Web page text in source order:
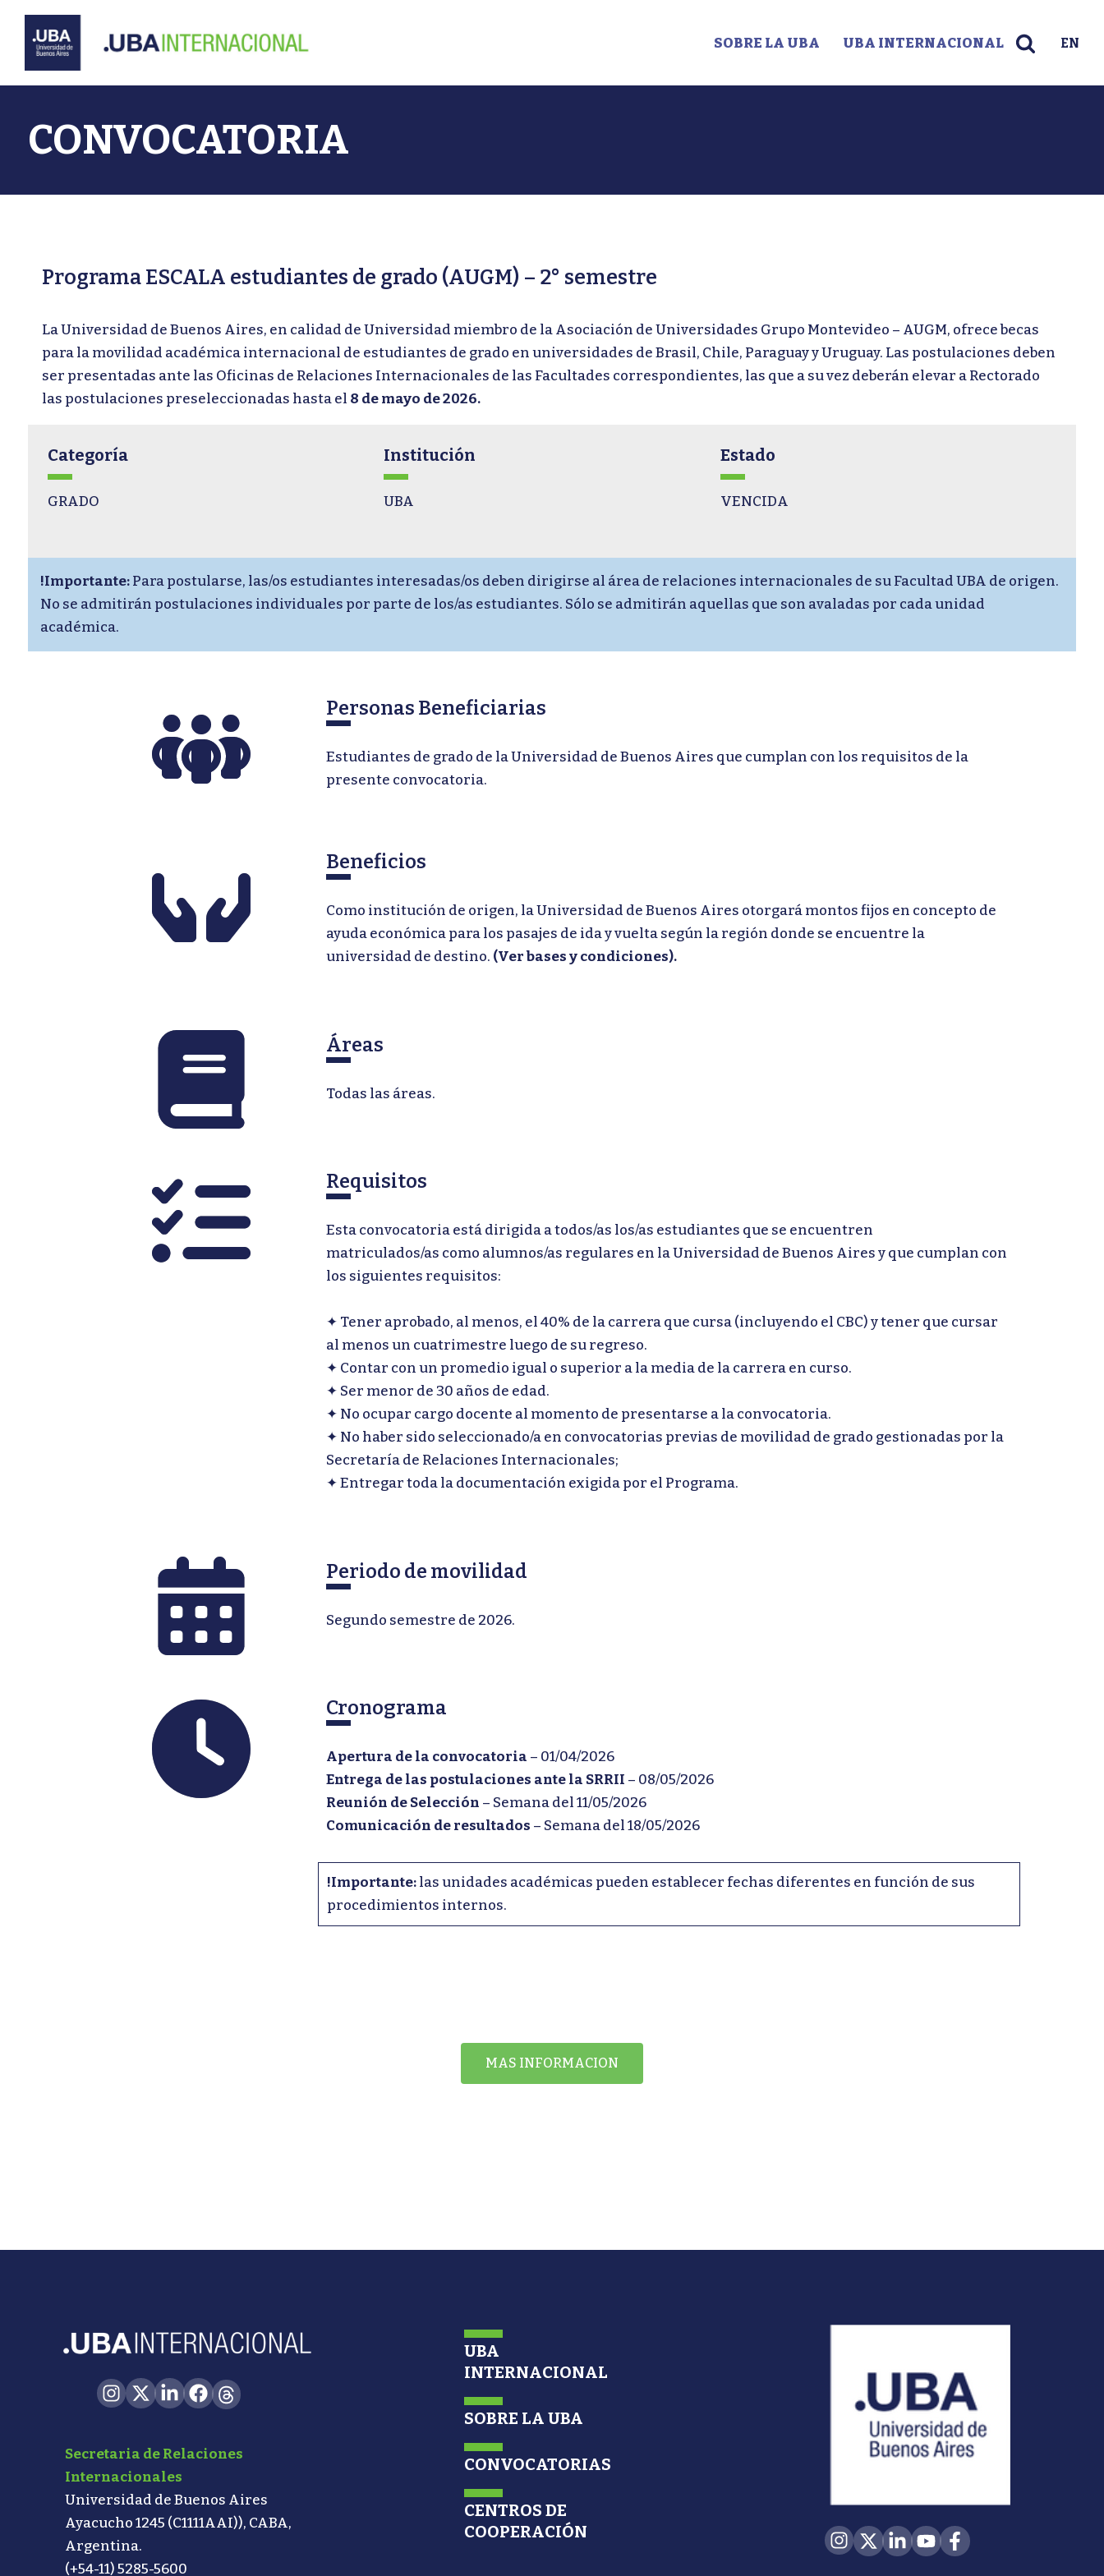
al
SOBRE LA UBA UBA INTERNACIONAL EN
CONVOCATORIA
Programa ESCALA estudiantes de grado (AUGM) – 2° semestre
La Universidad de Buenos Aires, en calidad de Universidad miembro de la Asociación de Universidades Grupo Montevideo – AUGM, ofrece becas
para la movilidad académica internacional de estudiantes de grado en universidades de Brasil, Chile, Paraguay y Uruguay. Las postulaciones deben
ser presentadas ante las Oficinas de Relaciones Internacionales de las Facultades correspondientes, las que a su vez deberán elevar a Rectorado
las postulaciones preseleccionadas hasta el 8 de mayo de 2026.
Categoría
GRADO
Institución
UBA
Estado
VENCIDA
!Importante:Para postularse, las/os estudiantes interesadas/os deben dirigirse al área de relaciones internacionales de su Facultad UBA de origen.
No se admitirán postulaciones individuales por parte de los/as estudiantes. Sólo se admitirán aquellas que son avaladas por cada unidad
académica.
Personas Beneficiarias
Estudiantes de grado de la Universidad de Buenos Aires que cumplan con los requisitos de la
presente convocatoria.
Beneficios
Como institución de origen, la Universidad de Buenos Aires otorgará montos fijos en concepto de
ayuda económica para los pasajes de ida y vuelta según la región donde se encuentre la
universidad de destino. (Ver bases y condiciones).
Áreas
Todas las áreas.
Requisitos
Esta convocatoria está dirigida a todos/as los/as estudiantes que se encuentren
matriculados/as como alumnos/as regulares en la Universidad de Buenos Aires y que cumplan con
los siguientes requisitos:
✦ Tener aprobado, al menos, el 40% de la carrera que cursa (incluyendo el CBC) y tener que cursar
al menos un cuatrimestre luego de su regreso.
✦ Contar con un promedio igual o superior a la media de la carrera en curso.
✦ Ser menor de 30 años de edad.
✦ No ocupar cargo docente al momento de presentarse a la convocatoria.
✦ No haber sido seleccionado/a en convocatorias previas de movilidad de grado gestionadas por la
Secretaría de Relaciones Internacionales;
✦ Entregar toda la documentación exigida por el Programa.
Periodo de movilidad
Segundo semestre de 2026.
Cronograma
Apertura de la convocatoria – 01/04/2026
Entrega de las postulaciones ante la SRRII – 08/05/2026
Reunión de Selección – Semana del 11/05/2026
Comunicación de resultados – Semana del 18/05/2026
!Importante:las unidades académicas pueden establecer fechas diferentes en función de sus
procedimientos internos.
MAS INFORMACION
Secretaria de Relaciones
Internacionales
Universidad de Buenos Aires
Ayacucho 1245 (C1111AAI)), CABA,
Argentina.
(+54-11) 5285-5600
UBA
INTERNACIONAL
SOBRE LA UBA
CONVOCATORIAS
CENTROS DE
COOPERACIÓN